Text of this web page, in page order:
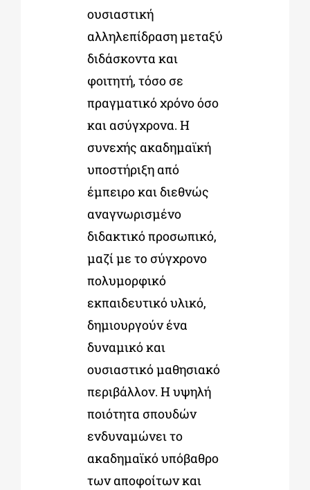
ουσιαστική
αλληλεπίδραση μεταξύ
διδάσκοντα και
φοιτητή, τόσο σε
πραγματικό χρόνο όσο
και ασύγχρονα. Η
συνεχής ακαδημαϊκή
υποστήριξη από
έμπειρο και διεθνώς
αναγνωρισμένο
διδακτικό προσωπικό,
μαζί με το σύγχρονο
πολυμορφικό
εκπαιδευτικό υλικό,
δημιουργούν ένα
δυναμικό και
ουσιαστικό μαθησιακό
περιβάλλον. Η υψηλή
ποιότητα σπουδών
ενδυναμώνει το
ακαδημαϊκό υπόβαθρο
των αποφοίτων και